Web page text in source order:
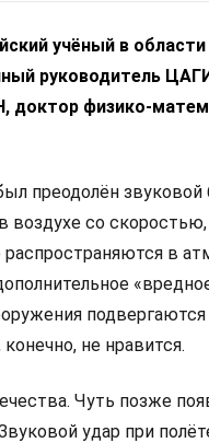
учёный в
руководитель
доктор физико-
преодолён
со
в
не нравится.
Чуть позже
удар при